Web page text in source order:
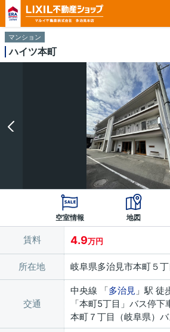
マンション
ハイツ本町
空室情報 地図
賃料 4.9万円
所在地 岐阜県多治見市本町５丁
交通
中央線 「多治見 」駅 徒
「本町5丁目」バス停下
本町７丁目（岐阜県）